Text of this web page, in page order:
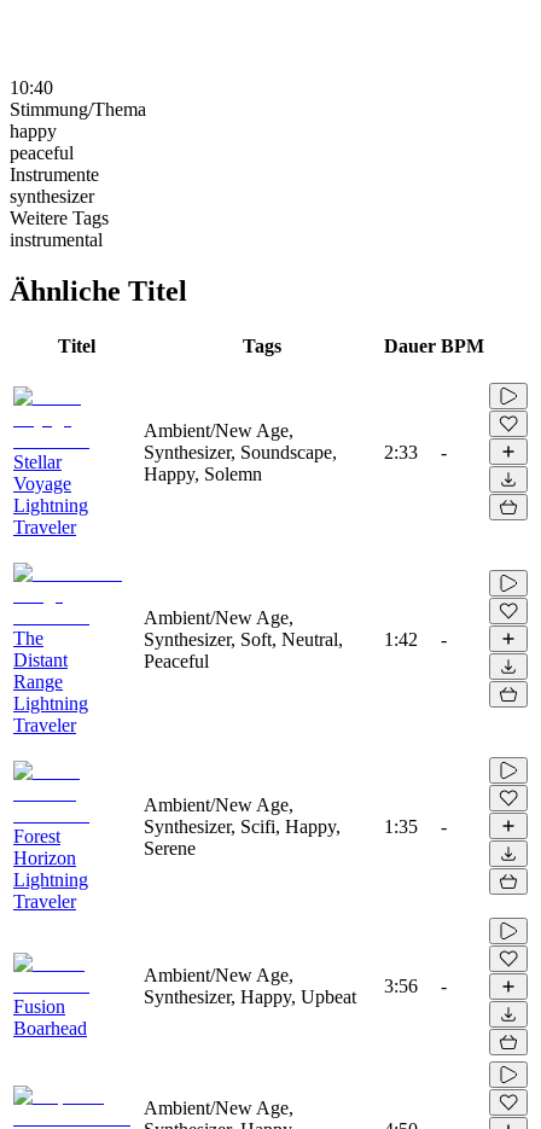
10:40
Stimmung/Thema
happy
peaceful
Instrumente
synthesizer
Weitere Tags
instrumental
Ähnliche Titel
Titel Tags Dauer BPM
Stellar
Voyage
Lightning
Traveler
Ambient/New Age,
Synthesizer, Soundscape,
Happy, Solemn
2:33 -
The
Distant
Range
Lightning
Traveler
Ambient/New Age,
Synthesizer, Soft, Neutral,
Peaceful
1:42 -
Forest
Horizon
Lightning
Traveler
Ambient/New Age,
Synthesizer, Scifi, Happy,
Serene
1:35 -
Fusion
Boarhead
Ambient/New Age,
Synthesizer, Happy, Upbeat
3:56 -
Ambient/New Age,